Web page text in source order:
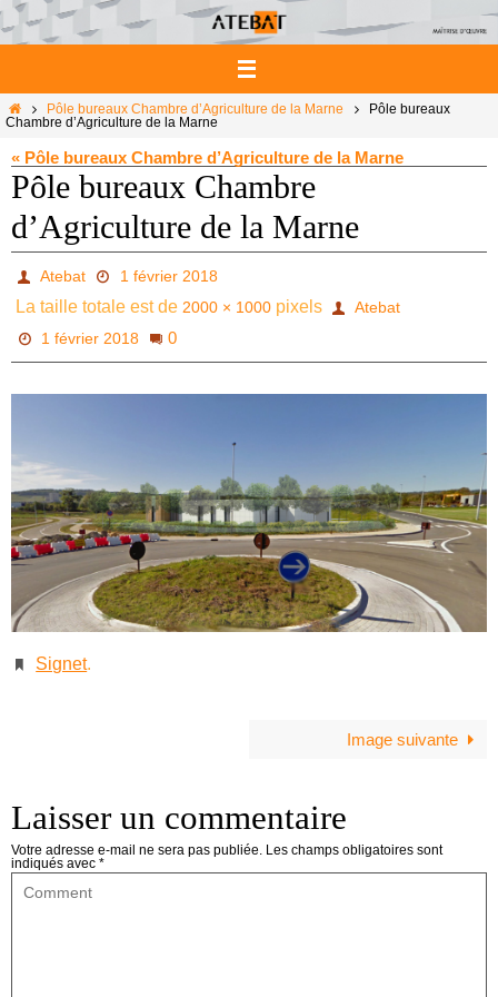
Passer
vers
le
HomePôle bureaux Chambre d’Agriculture de la Marne
Pôle bureaux
Chambre d’Agriculture de la Marne
« Pôle bureaux Chambre d’Agriculture de la Marne
Pôle bureaux Chambre
d’Agriculture de la Marne
Atebat 1 février 2018
La taille totale est de 2000 × 1000 pixels
Atebat
1 février 2018
0
Signet.
Image suivante
Laisser un commentaire
Votre adresse e-mail ne sera pas publiée. Les champs obligatoires sont
indiqués avec *